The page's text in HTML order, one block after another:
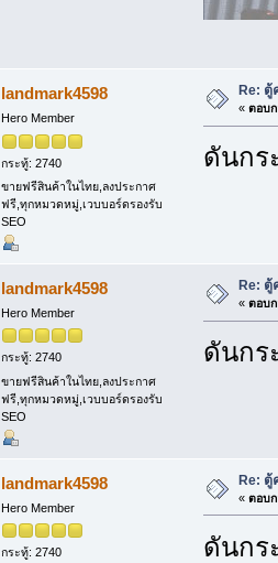
landmark4598
Hero Member
กระทู้: 2740
ขายฟรีสินค้าในไทย,ลงประกาศ
ฟรี,ทุกหมวดหมู่,เวบบอร์ดรองรับ
SEO
Re: ตู้
« ตอบก
ดันกร
landmark4598
Hero Member
กระทู้: 2740
ขายฟรีสินค้าในไทย,ลงประกาศ
ฟรี,ทุกหมวดหมู่,เวบบอร์ดรองรับ
SEO
Re: ตู้
« ตอบก
ดันกร
landmark4598
Hero Member
กระทู้: 2740
Re: ตู้
« ตอบก
ดันกร